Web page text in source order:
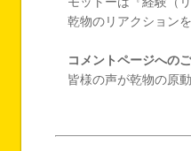
乾物のリアクション
コメントページへの
皆様の声が乾物の原動